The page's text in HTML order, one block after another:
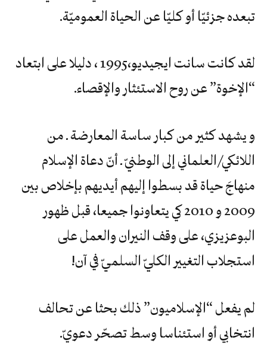
‬تبعده‮ ‬جزئيّا‮ ‬أو‮ ‬كليّا‮ ‬عن‮ ‬الحياة‮ ‬العموميّة‮.‬
“‬الإخوة‮” ‬عن‮ ‬روح‮ ‬الاستئثار‮ ‬والإقصاء‮.‬
و يشهد كثير من كبار ساسة المعارضة ـ من
اللائكي/العلماني إلى الوطنيّ ـ أنّ دعاة الإسلام
منهاجَ حياة قد بسطوا إليهم أيديهم بإخلاص بين
2009 و 2010 كي يتعاونوا جميعا، قبل ظهور
البوعزيزي، على وقف النيران والعمل على
استجلاب التغيير الكليّ السلميّ في آن!
لم‮ ‬يفعل‮ “‬الإسلاميون‮” ‬ذلك‮ ‬بحثا‮ ‬عن‮ ‬تحالف‮
‬انتخابي‮ ‬أو‮ ‬استئناسا‮ ‬وسط‮ ‬تصحّر‮ ‬دعويّ‮.‬